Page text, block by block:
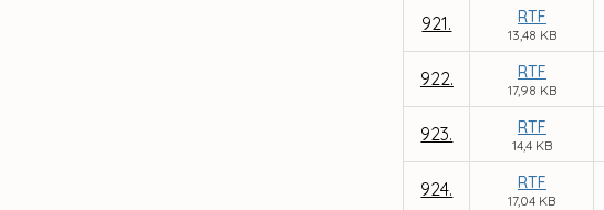
921. RTF
13,48 KB
922. RTF
17,98 KB
923. RTF
14,4 KB
924. RTF
17,04 KB